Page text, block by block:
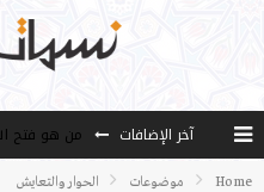
آخر الإضافات
Home موضوعات الحوار والتعايش